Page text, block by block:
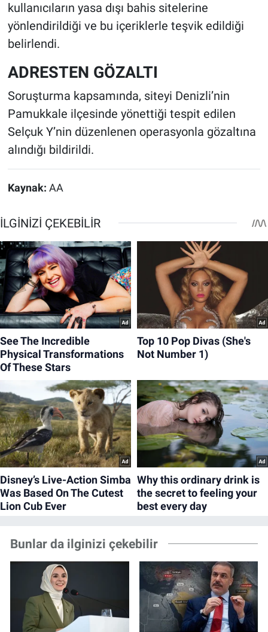
kullanıcıların yasa dışı bahis sitelerine
yönlendirildiği ve bu içeriklerle teşvik edildiği
belirlendi.
ADRESTEN GÖZALTI
Soruşturma kapsamında, siteyi Denizli’nin
Pamukkale ilçesinde yönettiği tespit edilen
Selçuk Y’nin düzenlenen operasyonla gözaltına
alındığı bildirildi.
Kaynak: AA
Bunlar da ilginizi çekebilir